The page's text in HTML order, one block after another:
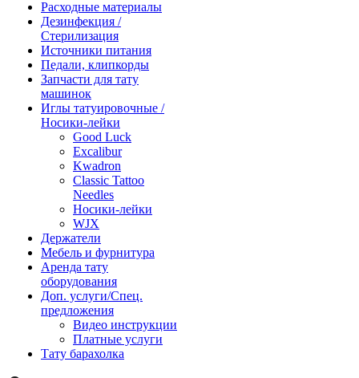
Расходные материалы
Дезинфекция /
Стерилизация
Источники питания
Педали, клипкорды
Запчасти для тату
машинок
Иглы татуировочные /
Носики-лейки
Good Luck
Excalibur
Kwadron
Classic Tattoo
Needles
Носики-лейки
WJX
Держатели
Мебель и фурнитура
Аренда тату
оборудования
Доп. услуги/Спец.
предложения
Видео инструкции
Платные услуги
Тату барахолка